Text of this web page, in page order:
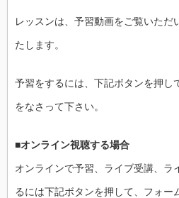
レッスンは、 予習動画をご覧いただ
たします。
予習をするには、下記ボタンを押し
をなさって下さい。
■オンライン視聴する場合
オンラインで予習、ライブ受講、ラ
るには下記ボタンを押して、 フォー